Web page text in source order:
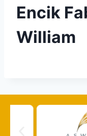
Encik
William